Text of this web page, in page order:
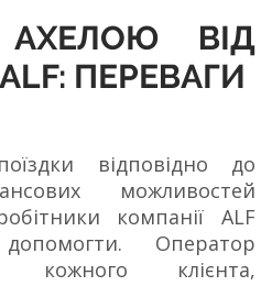
ВІД
ПЕРЕВАГИ
відповідно до
можливостей
компанії ALF
Оператор
кожного клієнта,